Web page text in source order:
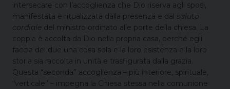
intersecare con l’accoglienza che Dio riserva agli sposi,
manifestata e ritualizzata dalla presenza e dal saluto
cordiale del ministro ordinato alle porte della chiesa. La
coppia è accolta da Dio nella propria casa, perché egli
faccia dei due una cosa sola e la loro esistenza e la loro
storia sia raccolta in unità e trasfigurata dalla grazia.
Questa “seconda” accoglienza – più interiore, spirituale,
“verticale” – impegna la Chiesa stessa nella comunione